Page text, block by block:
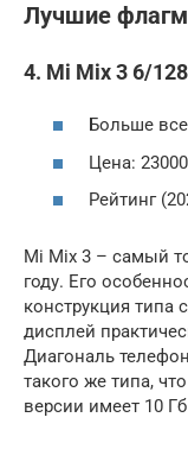
Лучшие
4. Mi Mix 3 6/
Больше
Цена:
Рейтинг
Mi Mix 3 – самый
году. Его
конструкция типа
дисплей
Диагональ
такого же типа,
версии имеет 10